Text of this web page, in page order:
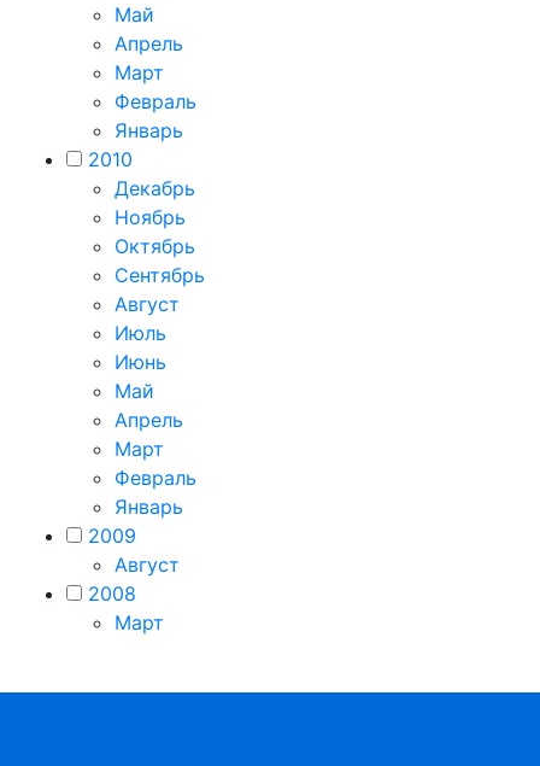
Май
Апрель
Март
Февраль
Январь
2010
Декабрь
Ноябрь
Октябрь
Сентябрь
Август
Июль
Июнь
Май
Апрель
Март
Февраль
Январь
2009
Август
2008
Март